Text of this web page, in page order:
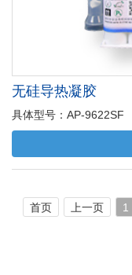
无硅导热凝胶
具体型号：AP-9622SF
首页 上一页 1